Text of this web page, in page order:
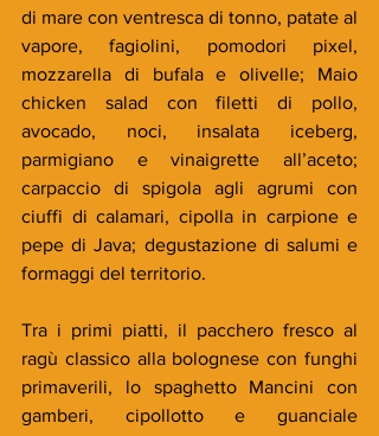
di mare con ventresca di tonno, patate al
vapore, fagiolini, pomodori pixel,
mozzarella di bufala e olivelle; Maio
chicken salad con filetti di pollo,
avocado, noci, insalata iceberg,
parmigiano e vinaigrette all’aceto;
carpaccio di spigola agli agrumi con
ciuffi di calamari, cipolla in carpione e
pepe di Java; degustazione di salumi e
formaggi del territorio.
Tra i primi piatti, il pacchero fresco al
ragù classico alla bolognese con funghi
primaverili, lo spaghetto Mancini con
gamberi, cipollotto e guanciale